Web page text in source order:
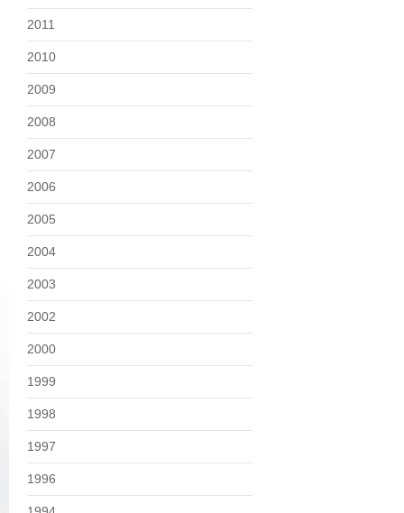
2011
2010
2009
2008
2007
2006
2005
2004
2003
2002
2000
1999
1998
1997
1996